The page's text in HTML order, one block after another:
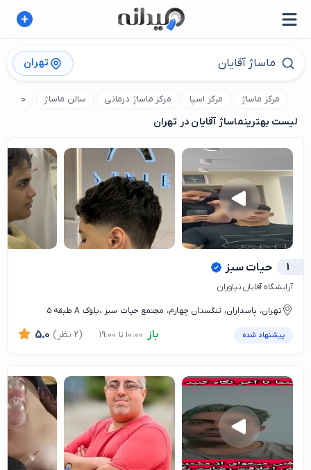
تهران
مرکز ماساژ مرکز اسپا مرکز ماساژ درمانی سالن ماساژ حمام
لیست بهترینماساژ آقایان در تهران
1 حیات سبز
آرایشگاه آقایان نیاوران
تهران، پاسداران، تنگستان چهارم، مجتمع حیات سبز ،بلوک A طبقه ۵
پیشنهاد شده باز 5.0 (2 نظر)